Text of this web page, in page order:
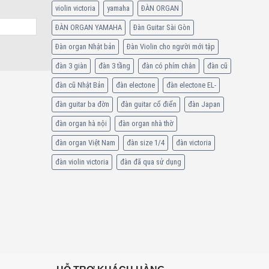
violin victoria yamaha ĐÀN ORGAN
ĐÀN ORGAN YAMAHA Đàn Guitar Sài Gòn
Đàn organ Nhật bản Đàn Violin cho người mới tập
đàn 3 giàn đàn 3 tầng đàn có phím chân đàn cũ
đàn cũ Nhật Bản đàn electone đàn electone EL-
đàn guitar ba đờn đàn guitar cổ điển đàn Japan
đàn organ hà nội đàn organ nhà thờ
đàn organ Việt Nam đàn size 1/4 đàn victoria
đàn violin victoria đàn đã qua sử dụng